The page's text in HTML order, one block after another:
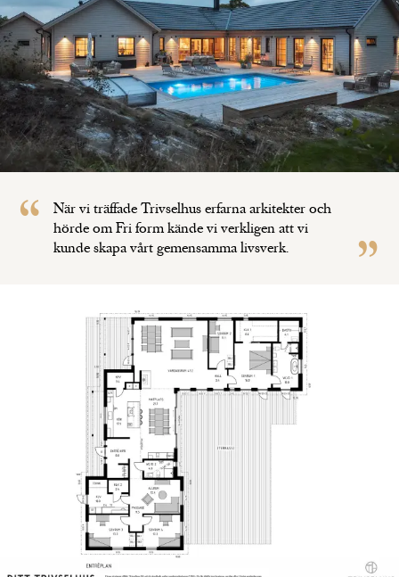
När vi träffade Trivselhus erfarna arkitekter och
hörde om Fri form kände vi verkligen att vi
kunde skapa vårt gemensamma livsverk.